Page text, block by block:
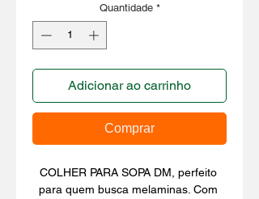
Quantidade *
Adicionar ao carrinho
Comprar
COLHER PARA SOPA DM, perfeito
para quem busca melaminas. Com